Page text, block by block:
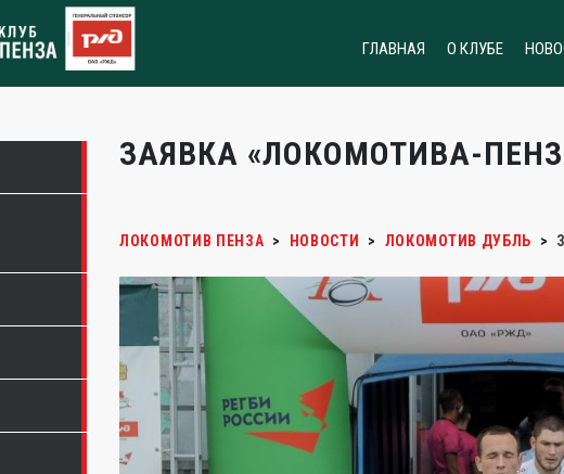
ГЛАВНАЯ О КЛУБЕ
ЗАЯВКА «ЛОКОМОТИВА-
ЛОКОМОТИВ ПЕНЗА > НОВОСТИ > ЛОКОМОТИВ ДУБЛЬ >